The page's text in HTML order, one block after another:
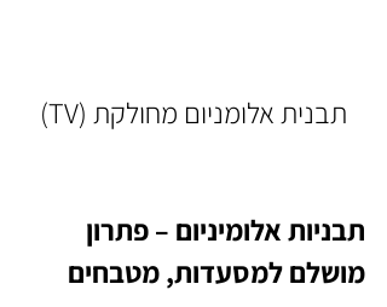
תבנית אלומניום מחולקת (TV)
תבניות אלומיניום – פתרון
מושלם למסעדות, מטבחים